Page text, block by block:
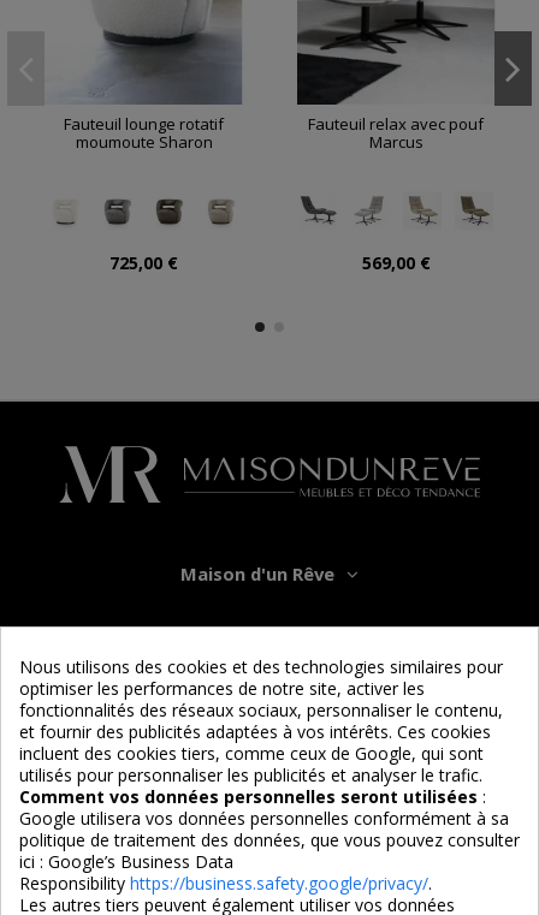
Fauteuil lounge rotatif
moumoute Sharon
725,00 €
Fauteuil relax avec pouf
Marcus
569,00 €
Maison d'un Rêve
Informations
Services
Nous suivre
Nous utilisons des cookies et des technologies similaires pour
optimiser les performances de notre site, activer les
fonctionnalités des réseaux sociaux, personnaliser le contenu,
et fournir des publicités adaptées à vos intérêts. Ces cookies
incluent des cookies tiers, comme ceux de Google, qui sont
utilisés pour personnaliser les publicités et analyser le trafic.
Comment vos données personnelles seront utilisées :
Google utilisera vos données personnelles conformément à sa
politique de traitement des données, que vous pouvez consulter
ici : Google’s Business Data
Responsibility https://business.safety.google/privacy/.
Les autres tiers peuvent également utiliser vos données